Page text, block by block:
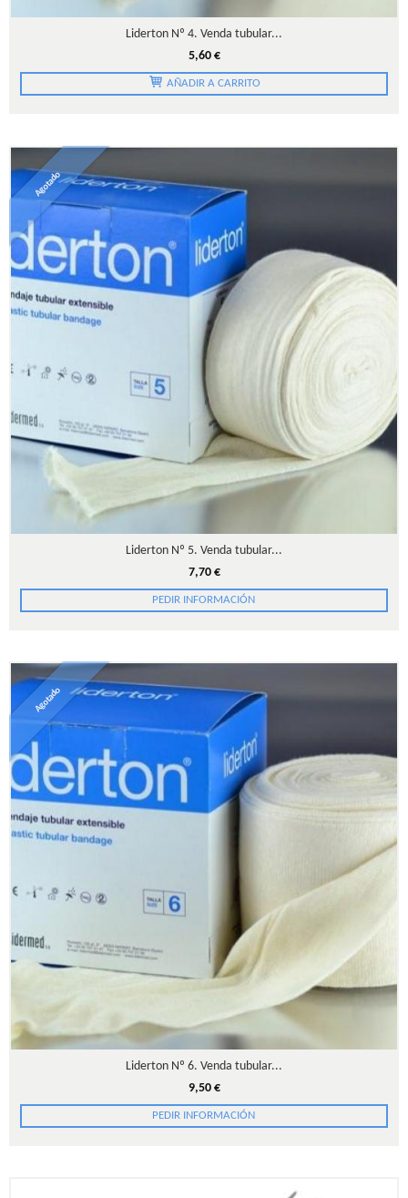
Liderton Nº 4. Venda tubular...
5,60 €
AÑADIR A CARRITO
Agotado
Liderton Nº 5. Venda tubular...
7,70 €
PEDIR INFORMACIÓN
Agotado
Liderton Nº 6. Venda tubular...
9,50 €
PEDIR INFORMACIÓN